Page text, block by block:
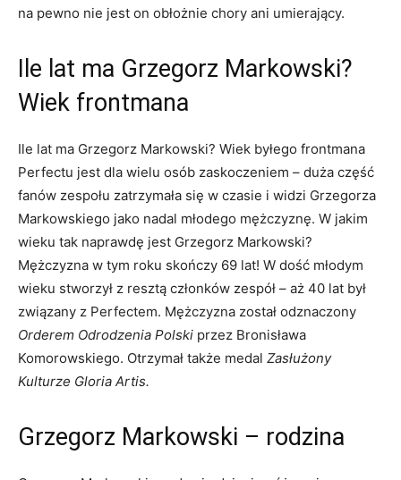
na pewno nie jest on obłożnie chory ani umierający.
Ile lat ma Grzegorz Markowski?
Wiek frontmana
Ile lat ma Grzegorz Markowski? Wiek byłego frontmana
Perfectu jest dla wielu osób zaskoczeniem – duża część
fanów zespołu zatrzymała się w czasie i widzi Grzegorza
Markowskiego jako nadal młodego mężczyznę. W jakim
wieku tak naprawdę jest Grzegorz Markowski?
Mężczyzna w tym roku skończy 69 lat! W dość młodym
wieku stworzył z resztą członków zespół – aż 40 lat był
związany z Perfectem. Mężczyzna został odznaczony
Orderem Odrodzenia Polski przez Bronisława
Komorowskiego. Otrzymał także medal Zasłużony
Kulturze Gloria Artis.
Grzegorz Markowski – rodzina